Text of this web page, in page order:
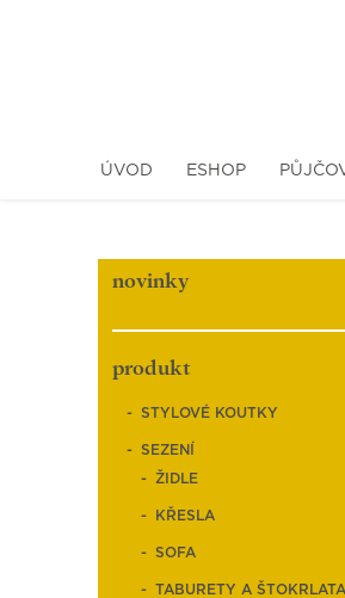
ÚVOD ESHOP
novinky
produkt
STYLOVÉ KOUTKY
SEZENÍ
ŽIDLE
KŘESLA
SOFA
TABURETY A ŠTOKRLATA